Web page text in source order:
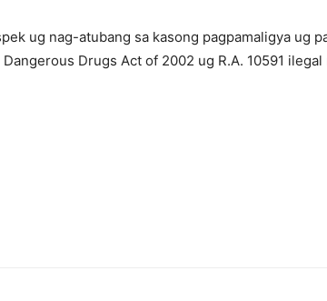
ug nag-atubang sa kasong pagpamaligya ug
Drugs Act of 2002 ug R.A. 10591